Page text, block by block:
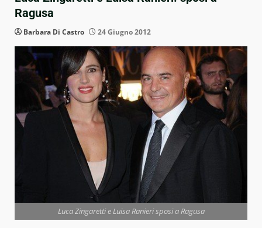
Ragusa
Barbara Di Castro 24 Giugno 2012
Luca Zingaretti e Luisa Ranieri sposi a Ragusa